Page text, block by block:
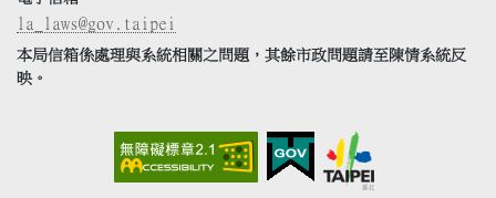
la_laws@gov.taipei
本局信箱係處理與系統相關之問題，其餘市政問題請至陳情系統反
映。